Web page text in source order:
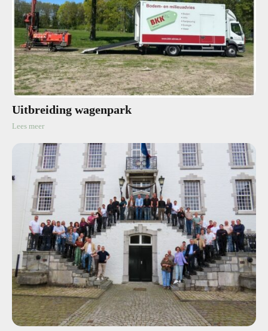
Uitbreiding wagenpark
Lees meer